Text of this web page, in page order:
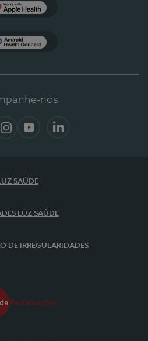
nos
SAÚDE
LUZ SAÚDE
DE IRREGULARIDADES